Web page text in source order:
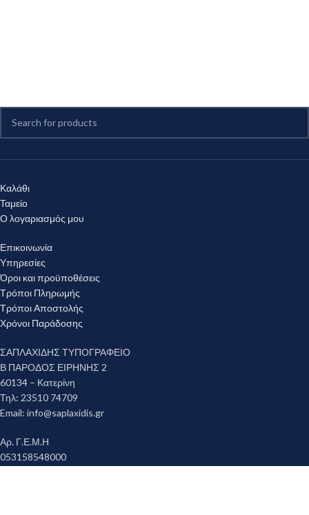
Καλάθι
Ταμείο
Ο λογαριασμός μου
Επικοινωνία
Υπηρεσίες
Όροι και προϋποθέσεις
Τρόποι Πληρωμής
Τρόποι Αποστολής
Χρόνοι Παράδοσης
ΣΑΠΛΑΧΙΔΗΣ ΤΥΠΟΓΡΑΦΕΙΟ
Β ΠΑΡΟΔΟΣ ΕΙΡΗΝΗΣ 2
60134 – Κατερίνη
Τηλ: 23510 74709
Email: info@saplaxidis.gr
Αρ. Γ.Ε.Μ.Η
053158548000